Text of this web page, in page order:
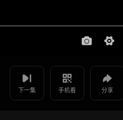
下一集 手机看 分享
如遇无法播放请提交给我们